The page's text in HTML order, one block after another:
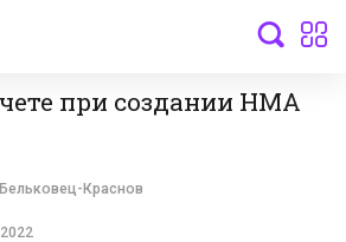
при создании НМА
Краснов